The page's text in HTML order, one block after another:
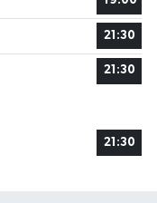
21:30
21:30
21:30